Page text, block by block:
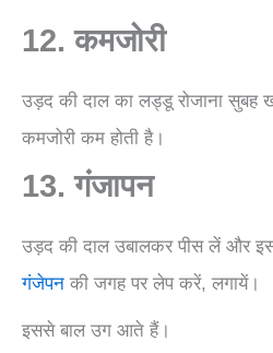
12. कमजोरी
उड़द की दाल का लड्डू रोजाना सुबह
कमजोरी कम होती है।
13. गंजापन
उड़द की दाल उबालकर पीस लें और
गंजेपन की जगह पर लेप करें, लगायें।
इससे बाल उग आते हैं।